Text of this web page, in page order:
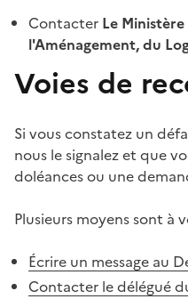
Contacter Le
l'Aménagement, du
Voies de
Si vous constatez un
nous le signalez et que
doléances ou une
Plusieurs moyens sont à
Écrire un message au
Contacter le délégué